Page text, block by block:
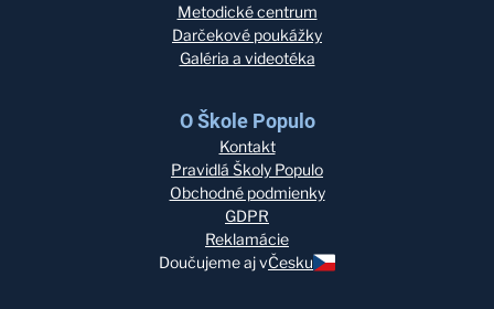
Metodické centrum
Darčekové poukážky
Galéria a videotéka
O Škole Populo
Kontakt
Pravidlá Školy Populo
Obchodné podmienky
GDPR
Reklamácie
Doučujeme aj vČesku